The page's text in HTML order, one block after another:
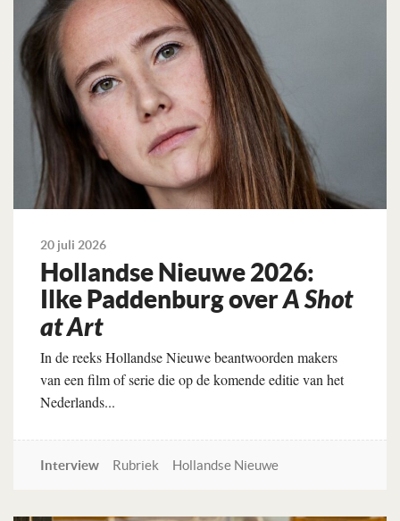
20 juli 2026
Hollandse Nieuwe 2026:
Ilke Paddenburg overA Shot
at Art
In de reeks Hollandse Nieuwe beantwoorden makers
van een film of serie die op de komende editie van het
Nederlands...
Interview Rubriek Hollandse Nieuwe
Lees verder